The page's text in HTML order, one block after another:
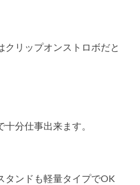
リップオンストロボだと
十分仕事出来ます。
タンドも軽量タイプでOK